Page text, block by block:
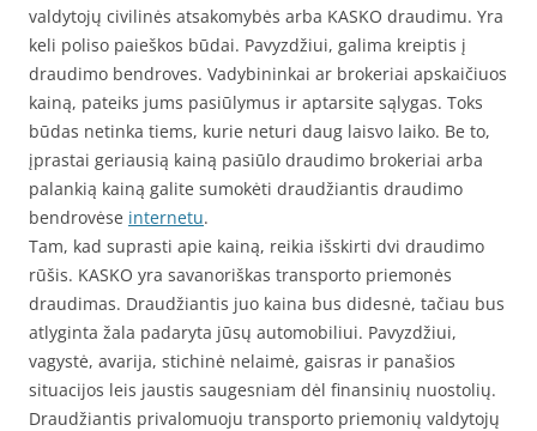
valdytojų civilinės atsakomybės arba KASKO draudimu. Yra
keli poliso paieškos būdai. Pavyzdžiui, galima kreiptis į
draudimo bendroves. Vadybininkai ar brokeriai apskaičiuos
kainą, pateiks jums pasiūlymus ir aptarsite sąlygas. Toks
būdas netinka tiems, kurie neturi daug laisvo laiko. Be to,
įprastai geriausią kainą pasiūlo draudimo brokeriai arba
palankią kainą galite sumokėti draudžiantis draudimo
bendrovėse internetu.
Tam, kad suprasti apie kainą, reikia išskirti dvi draudimo
rūšis. KASKO yra savanoriškas transporto priemonės
draudimas. Draudžiantis juo kaina bus didesnė, tačiau bus
atlyginta žala padaryta jūsų automobiliui. Pavyzdžiui,
vagystė, avarija, stichinė nelaimė, gaisras ir panašios
situacijos leis jaustis saugesniam dėl finansinių nuostolių.
Draudžiantis privalomuoju transporto priemonių valdytojų